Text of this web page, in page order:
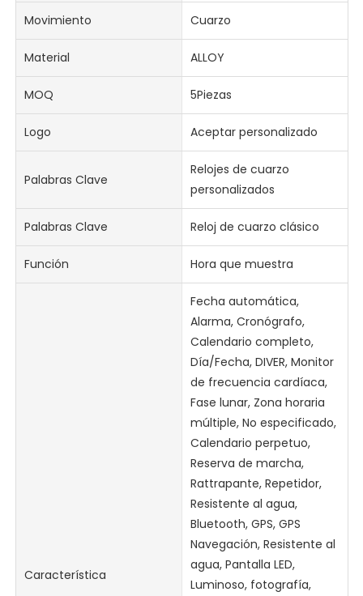
Movimiento Cuarzo
Material ALLOY
MOQ 5Piezas
Logo Aceptar personalizado
Palabras Clave
Relojes de cuarzo
personalizados
Palabras Clave Reloj de cuarzo clásico
Función Hora que muestra
Característica
Fecha automática,
Alarma, Cronógrafo,
Calendario completo,
Día/Fecha, DIVER, Monitor
de frecuencia cardíaca,
Fase lunar, Zona horaria
múltiple, No especificado,
Calendario perpetuo,
Reserva de marcha,
Rattrapante, Repetidor,
Resistente al agua,
Bluetooth, GPS, GPS
Navegación, Resistente al
agua, Pantalla LED,
Luminoso, fotografía,